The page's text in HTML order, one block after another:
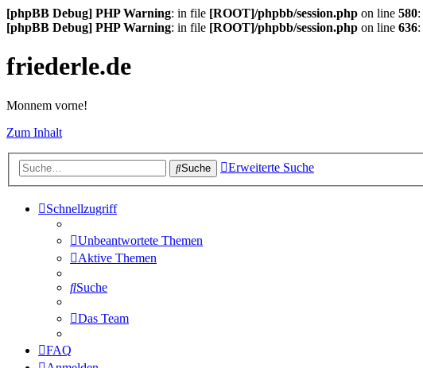
[phpBB Debug] PHP Warning: in file [ROOT]/phpbb/session.php on line 580:
[phpBB Debug] PHP Warning: in file [ROOT]/phpbb/session.php on line 636:
friederle.de
Monnem vorne!
Zum Inhalt
Suche Erweiterte Suche
Schnellzugriff
Unbeantwortete Themen
Aktive Themen
Suche
Das Team
FAQ